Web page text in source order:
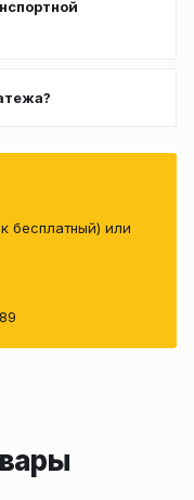
бесплатный) или